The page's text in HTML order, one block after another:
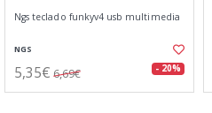
Ngs teclado funkyv4 usb multimedia
NGS
5,35€ 6,69€ - 20%